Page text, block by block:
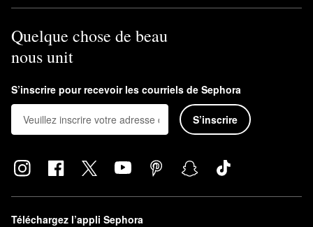
Quelque chose de beau
nous unit
S’inscrire pour recevoir les courriels de Sephora
S’inscrire
Téléchargez l’appli Sephora